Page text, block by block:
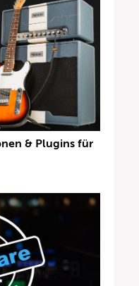
& Plugins für